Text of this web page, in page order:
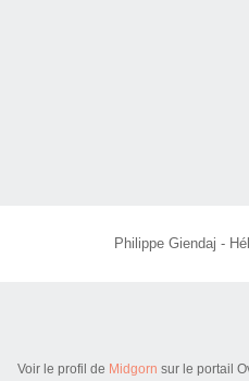
Philippe Giendaj -
Voir le profil de Midgorn sur le portail